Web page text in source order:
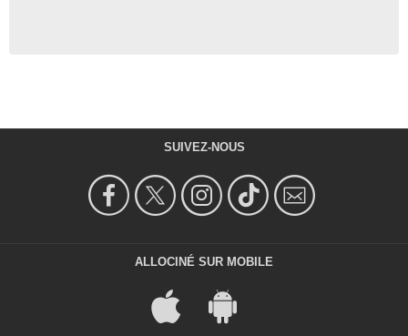
SUIVEZ-NOUS
ALLOCINÉ SUR MOBILE